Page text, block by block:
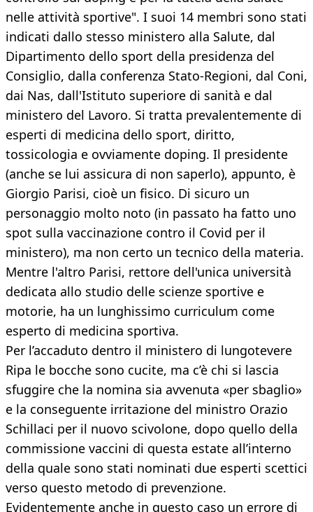
nelle attività sportive". I suoi 14 membri sono stati
indicati dallo stesso ministero alla Salute, dal
Dipartimento dello sport della presidenza del
Consiglio, dalla conferenza Stato-Regioni, dal Coni,
dai Nas, dall'Istituto superiore di sanità e dal
ministero del Lavoro. Si tratta prevalentemente di
esperti di medicina dello sport, diritto,
tossicologia e ovviamente doping. Il presidente
(anche se lui assicura di non saperlo), appunto, è
Giorgio Parisi, cioè un fisico. Di sicuro un
personaggio molto noto (in passato ha fatto uno
spot sulla vaccinazione contro il Covid per il
ministero), ma non certo un tecnico della materia.
Mentre l'altro Parisi, rettore dell'unica università
dedicata allo studio delle scienze sportive e
motorie, ha un lunghissimo curriculum come
esperto di medicina sportiva.
Per l’accaduto dentro il ministero di lungotevere
Ripa le bocche sono cucite, ma c’è chi si lascia
sfuggire che la nomina sia avvenuta «per sbaglio»
e la conseguente irritazione del ministro Orazio
Schillaci per il nuovo scivolone, dopo quello della
commissione vaccini di questa estate all’interno
della quale sono stati nominati due esperti scettici
verso questo metodo di prevenzione.
Evidentemente anche in questo caso un errore di